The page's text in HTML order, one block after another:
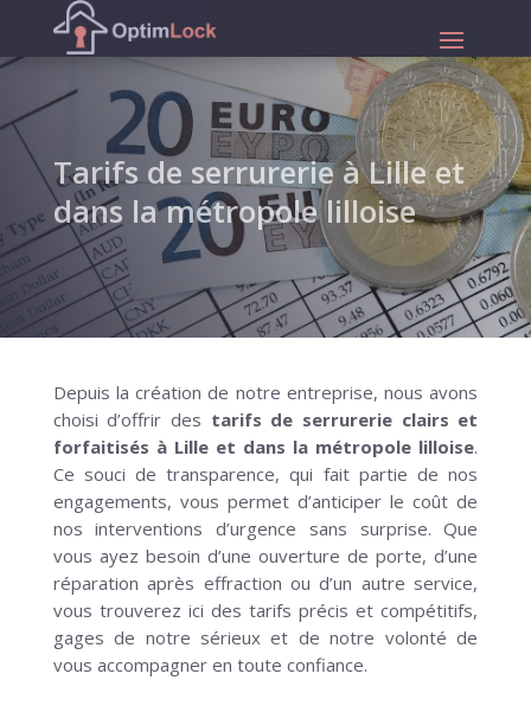
Tarifs de serrurerie à Lille et
dans la métropole lilloise
Depuis la création de notre entreprise, nous avons
choisi d’offrir des tarifs de serrurerie clairs et
forfaitisés à Lille et dans la métropole lilloise.
Ce souci de transparence, qui fait partie de nos
engagements, vous permet d’anticiper le coût de
nos interventions d’urgence sans surprise. Que
vous ayez besoin d’une ouverture de porte, d’une
réparation après effraction ou d’un autre service,
vous trouverez ici des tarifs précis et compétitifs,
gages de notre sérieux et de notre volonté de
vous accompagner en toute confiance.